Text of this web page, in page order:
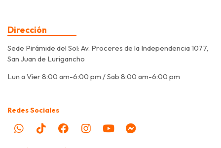
Dirección
Sede Pirámide del Sol: Av. Proceres de la Independencia 1077,
San Juan de Lurigancho
Lun a Vier 8:00 am-6:00 pm / Sab 8:00 am-6:00 pm
Redes Sociales